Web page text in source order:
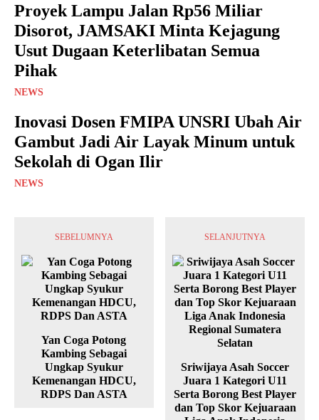
Proyek Lampu Jalan Rp56 Miliar
Disorot, JAMSAKI Minta Kejagung
Usut Dugaan Keterlibatan Semua
Pihak
NEWS
Inovasi Dosen FMIPA UNSRI Ubah Air
Gambut Jadi Air Layak Minum untuk
Sekolah di Ogan Ilir
NEWS
SEBELUMNYA
Yan Coga Potong
Kambing Sebagai
Ungkap Syukur
Kemenangan HDCU,
RDPS Dan ASTA
SELANJUTNYA
Sriwijaya Asah Soccer
Juara 1 Kategori U11
Serta Borong Best Player
dan Top Skor Kejuaraan